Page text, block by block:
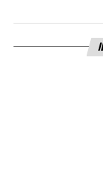
Vincenzo
Moressa